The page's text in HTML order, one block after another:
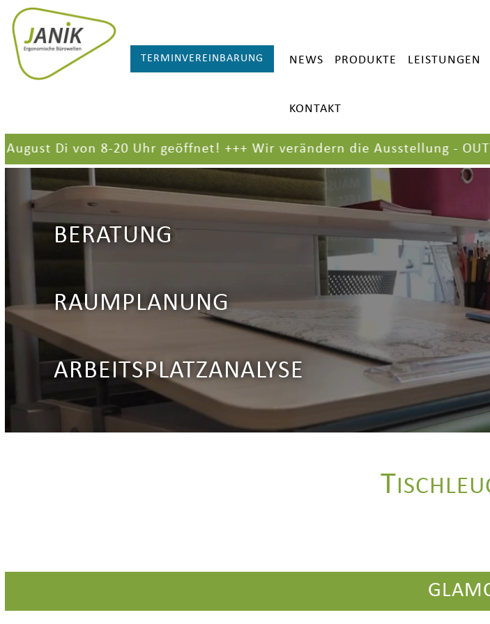
TERMINVEREINBARUNG NEWS PRODUKTE LEISTUNGEN
KONTAKT
Di von 8-20 Uhr geöffnet!+++ Wir verändern die Ausstellung - OUTLET -
BERATUNG
RAUMPLANUNG
ARBEITSPLATZANALYSE
T